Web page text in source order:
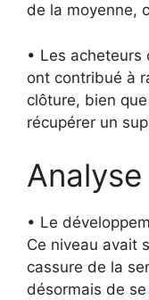
de la moyenne,
• Les acheteurs
ont contribué à
clôture, bien
récupérer un
• Le
Ce niveau avait
cassure de la
désormais de